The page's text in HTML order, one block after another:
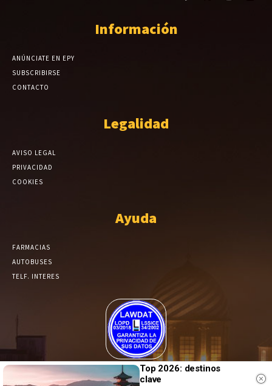
Información
ANÚNCIATE EN EPY
SUBSCRIBIRSE
CONTACTO
Legalidad
AVISO LEGAL
PRIVACIDAD
COOKIES
Ayuda
FARMACIAS
AUTOBUSES
TELF. INTERES
El Periódico de Yecla alcanza un grado más de compromiso en el
tratamiento de sus datos.
Top 2026: destinos
clave